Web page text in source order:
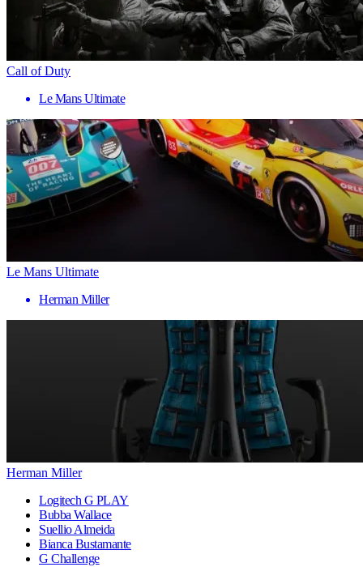
Call of Duty
Le Mans Ultimate
Le Mans Ultimate
Herman Miller
Herman Miller
Logitech G PLAY
Bubba Wallace
Suellio Almeida
Bianca Bustamante
G Challenge